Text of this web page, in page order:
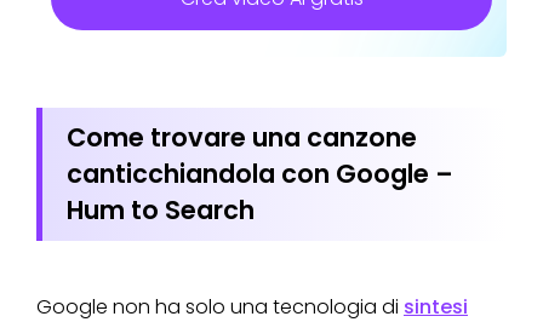
Come trovare una canzone
canticchiandola con Google –
Hum to Search
Google non ha solo una tecnologia di sintesi